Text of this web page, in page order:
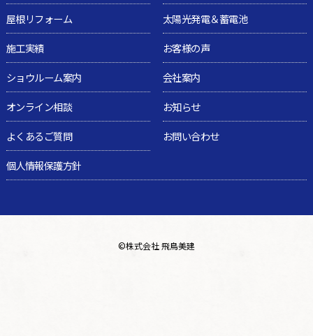
屋根リフォーム
太陽光発電＆蓄電池
施工実績
お客様の声
ショウルーム案内
会社案内
オンライン相談
お知らせ
よくあるご質問
お問い合わせ
個人情報保護方針
©株式会社 飛鳥美建